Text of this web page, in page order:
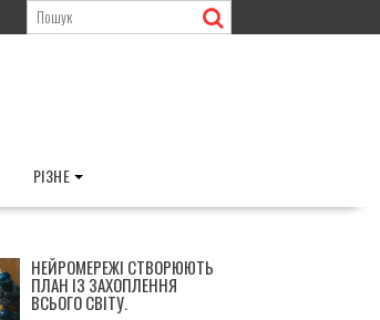
РІЗНЕ
НЕЙРОМЕРЕЖІ СТВОРЮЮТЬ
ПЛАН ІЗ ЗАХОПЛЕННЯ
ВСЬОГО СВІТУ.